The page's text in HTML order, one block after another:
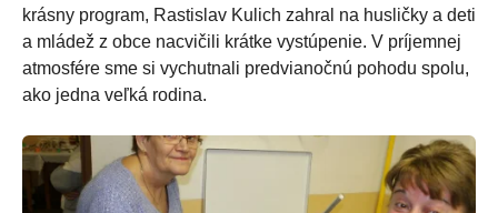
krásny program, Rastislav Kulich zahral na husličky a deti
a mládež z obce nacvičili krátke vystúpenie. V príjemnej
atmosfére sme si vychutnali predvianočnú pohodu spolu,
ako jedna veľká rodina.